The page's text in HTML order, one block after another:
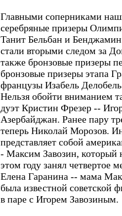
Главными соперниками
серебряные призеры
Танит Бельбан и
стали вторыми следом за
также бронзовые призеры
бронзовые призеры этапа
французы Изабель
Нельзя обойти вниманием
дуэт Кристин Фрезер --
Азербайджан. Ранее пару
теперь Николай Морозов.
представляет собой
- Максим Завозин, который
этом году занял четвертое
Елена Гаранина -- мама
была известной советской
в паре с Игорем Завозиным.